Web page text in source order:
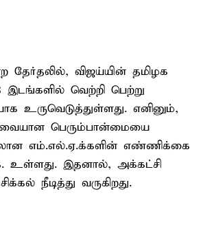
தேர்தலில், விஜய்யின் தமிழக
இடங்களில் வெற்றி பெற்று
உருவெடுத்துள்ளது. எனினும்,
பெரும்பான்மையை
எம்.எல்.ஏ.க்களின் எண்ணிக்கை
உள்ளது. இதனால், அக்கட்சி
நீடித்து வருகிறது.